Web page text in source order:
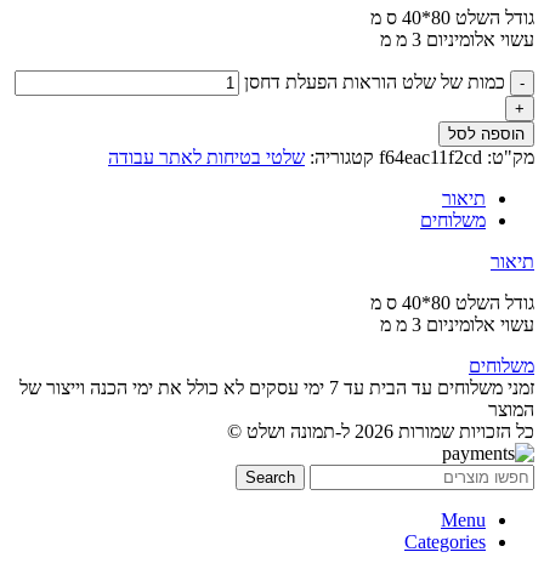
גודל השלט 80*40 ס מ
עשוי אלומיניום 3 מ מ
כמות של שלט הוראות הפעלת דחסן
הוספה לסל
מק"ט: f64eac11f2cd קטגוריה: שלטי בטיחות לאתר עבודה
תיאור
משלוחים
תיאור
גודל השלט 80*40 ס מ
עשוי אלומיניום 3 מ מ
משלוחים
זמני משלוחים עד הבית עד 7 ימי עסקים לא כולל את ימי הכנה וייצור של
המוצר
כל הזכויות שמורות 2026 ל-תמונה ושלט ©
Search
Menu
Categories